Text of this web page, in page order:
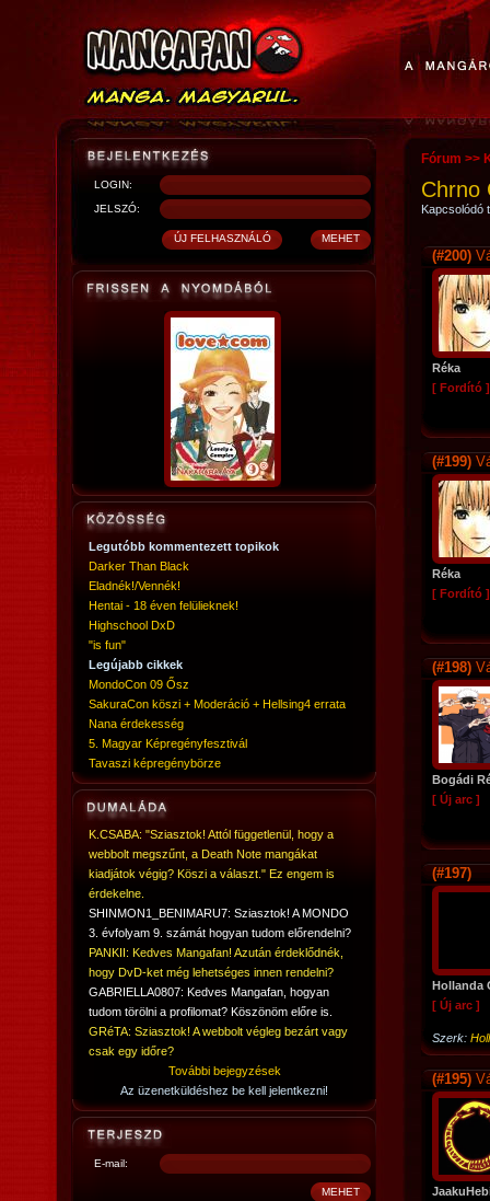
LOGIN:
JELSZÓ:
Legutóbb kommentezett topikok
Darker Than Black
Eladnék!/Vennék!
Hentai - 18 éven felülieknek!
Highschool DxD
"is fun"
Legújabb cikkek
MondoCon 09 Ősz
SakuraCon köszi + Moderáció + Hellsing4 errata
Nana érdekesség
5. Magyar Képregényfesztivál
Tavaszi képregénybörze
K.CSABA: "Sziasztok! Attól függetlenül, hogy a
webbolt megszűnt, a Death Note mangákat
kiadjátok végig? Köszi a választ." Ez engem is
érdekelne.
SHINMON1_BENIMARU7: Sziasztok! A MONDO
3. évfolyam 9. számát hogyan tudom előrendelni?
PANKII: Kedves Mangafan! Azután érdeklődnék,
hogy DvD-ket még lehetséges innen rendelni?
GABRIELLA0807: Kedves Mangafan, hogyan
tudom törölni a profilomat? Köszönöm előre is.
GRéTA: Sziasztok! A webbolt végleg bezárt vagy
csak egy időre?
További bejegyzések
Az üzenetküldéshez be kell jelentkezni!
E-mail:
Fórum >>
Chrno
Kapcsolódó
(#200)
Réka
[ Fordító ]
(#199)
Réka
[ Fordító ]
(#198)
Bogádi
[ Új arc ]
(#197)
Hollanda
[ Új arc ]
Szerk:
(#195)